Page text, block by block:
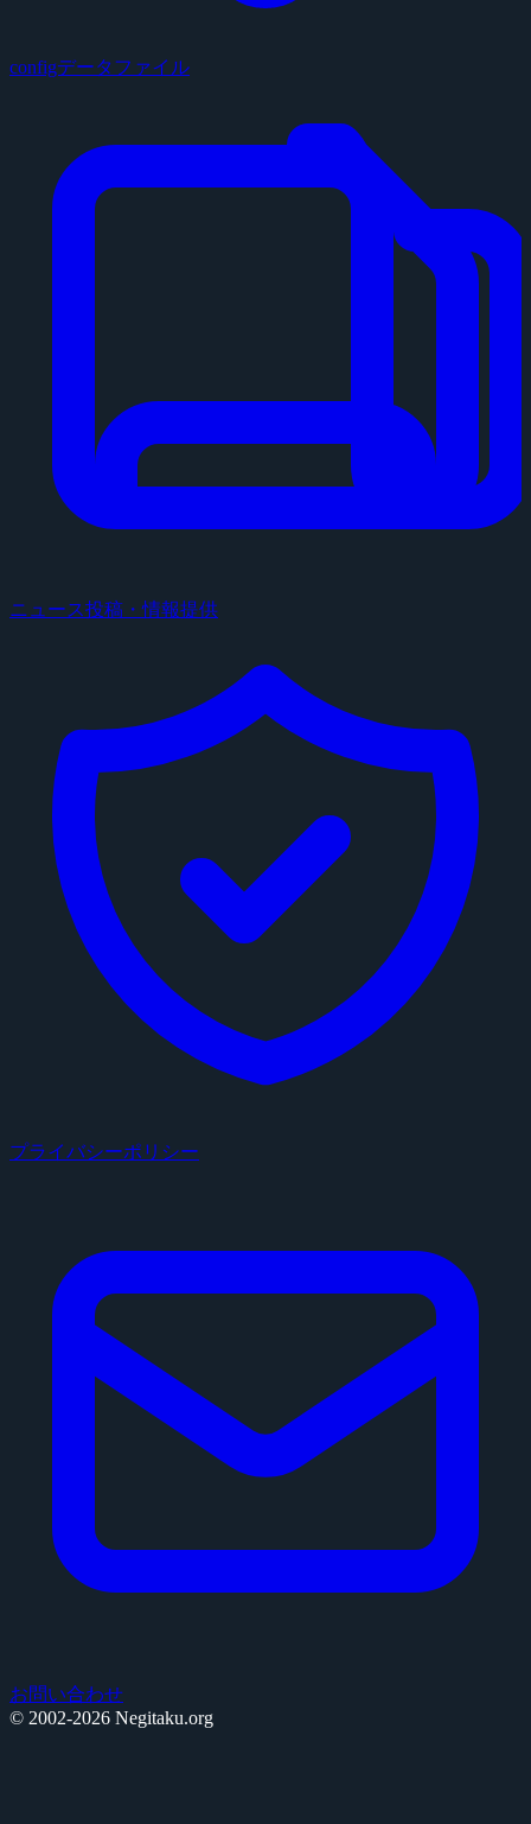
configデータファイル
ニュース投稿・情報提供
プライバシーポリシー
お問い合わせ
© 2002-2026 Negitaku.org